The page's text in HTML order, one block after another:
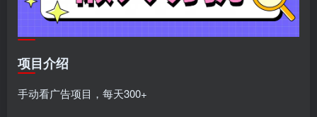
项目介绍
手动看广告项目，每天300+